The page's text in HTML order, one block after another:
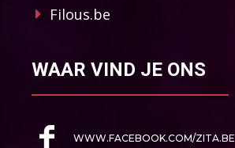
Filous.be
WAAR VIND JE ONS
WWW.FACEBOOK.COM/ZITA.BE